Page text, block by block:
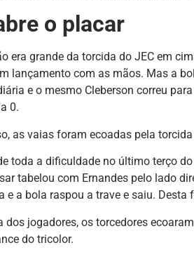
o placar
era grande da torcida do JEC em
lançamento com as mãos. Mas a
e o mesmo Cleberson correu
0.
as vaias foram ecoadas pela
toda a dificuldade no último terço
tabelou com Ernandes pelo lado
e a bola raspou a trave e saiu.
dos jogadores, os torcedores
do tricolor.